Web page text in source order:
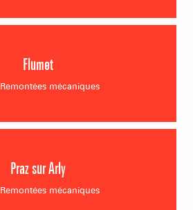
Flumet
Remontées mécaniques
Praz sur Arly
Remontées mécaniques